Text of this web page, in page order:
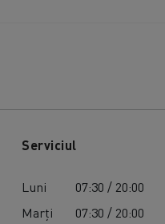
Serviciul
Luni
07:30 / 20:00
Marți
07:30 / 20:00